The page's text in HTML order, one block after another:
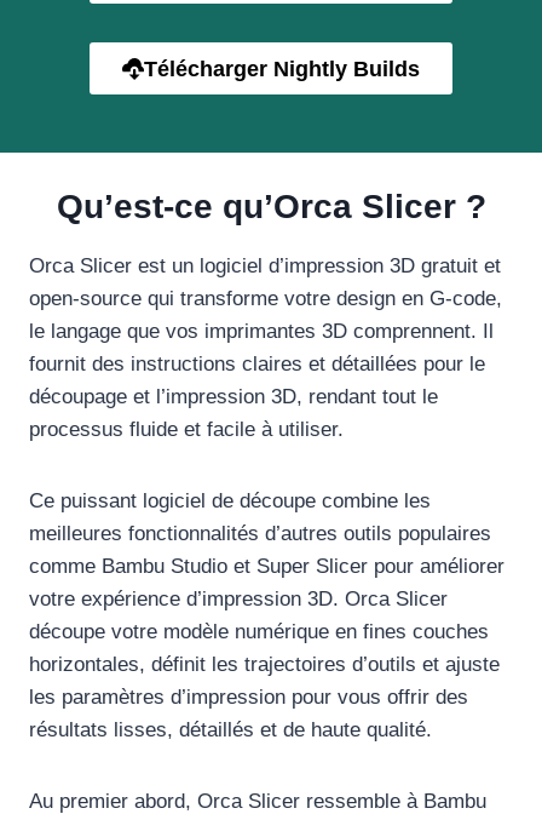
Télécharger Nightly Builds
Qu’est-ce qu’Orca Slicer ?
Orca Slicer est un logiciel d’impression 3D gratuit et
open-source qui transforme votre design en G-code,
le langage que vos imprimantes 3D comprennent. Il
fournit des instructions claires et détaillées pour le
découpage et l’impression 3D, rendant tout le
processus fluide et facile à utiliser.
Ce puissant logiciel de découpe combine les
meilleures fonctionnalités d’autres outils populaires
comme Bambu Studio et Super Slicer pour améliorer
votre expérience d’impression 3D. Orca Slicer
découpe votre modèle numérique en fines couches
horizontales, définit les trajectoires d’outils et ajuste
les paramètres d’impression pour vous offrir des
résultats lisses, détaillés et de haute qualité.
Au premier abord, Orca Slicer ressemble à Bambu